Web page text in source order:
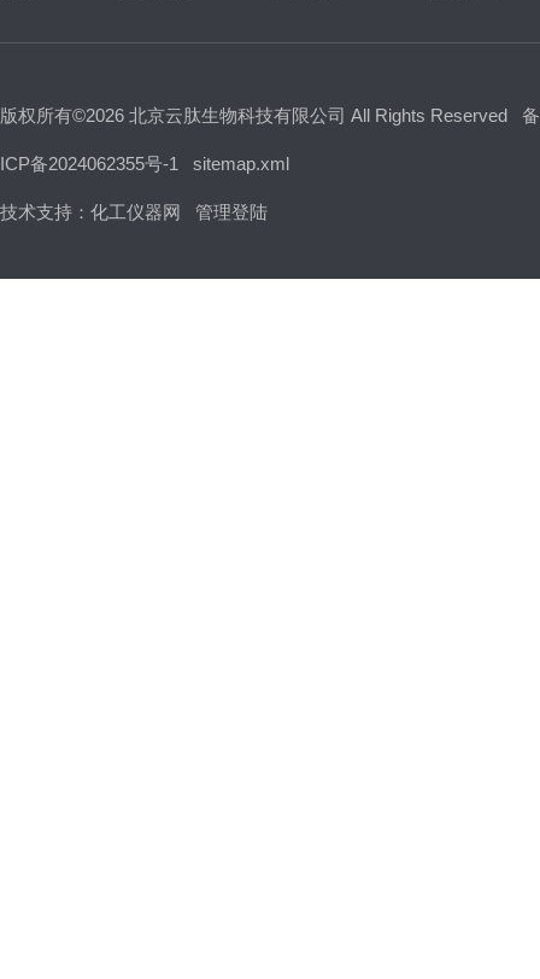
版权所有©2026 北京云肽生物科技有限公司 All Rights Reserved
ICP备2024062355号-1 sitemap.xml
技术支持： 化工仪器网 管理登陆